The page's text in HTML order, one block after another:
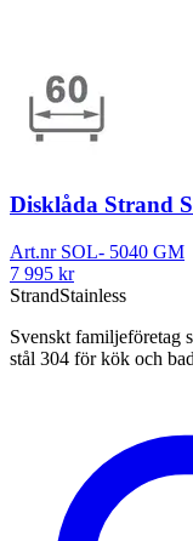
Disklåda Strand
Art.nr SOL- 5040 GM
7 995 kr
StrandStainless
Svenskt familjeföretag
stål 304 för kök och